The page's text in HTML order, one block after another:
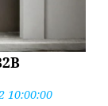
10:00:00